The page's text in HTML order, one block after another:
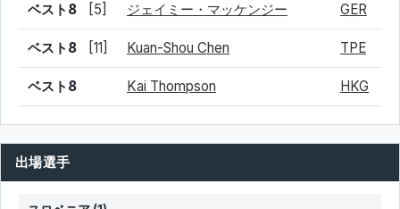
ベスト8 [5] ジェイミー・マッケンジー GER
ベスト8 [11] Kuan-Shou Chen TPE
ベスト8 Kai Thompson HKG
出場選手